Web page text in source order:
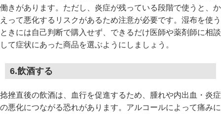
働きがあります。ただし、炎症が残っている段階で使うと、か
えって悪化するリスクがあるため注意が必要です。湿布を使う
ときには自己判断で購入せず、できるだけ医師や薬剤師に相談
して症状にあった商品を選ぶようにしましょう。
6.飲酒する
捻挫直後の飲酒は、血行を促進するため、腫れや内出血・炎症
の悪化につながる恐れがあります。アルコールによって痛みに